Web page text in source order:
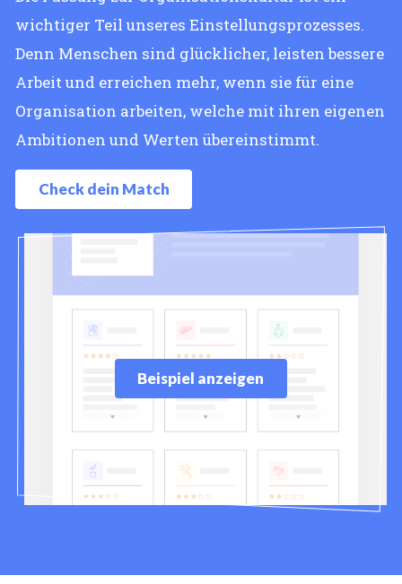
wichtiger Teil unseres Einstellungsprozesses.
Denn Menschen sind glücklicher, leisten bessere
Arbeit und erreichen mehr, wenn sie für eine
Organisation arbeiten, welche mit ihren eigenen
Ambitionen und Werten übereinstimmt.
Check dein Match
Beispiel anzeigen